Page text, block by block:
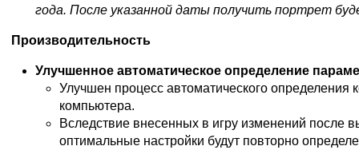
года. После указанной даты получить портрет
Производительность
Улучшенное автоматическое определение
Улучшен процесс автоматического определения
компьютера.
Вследствие внесенных в игру изменений после
оптимальные настройки будут повторно